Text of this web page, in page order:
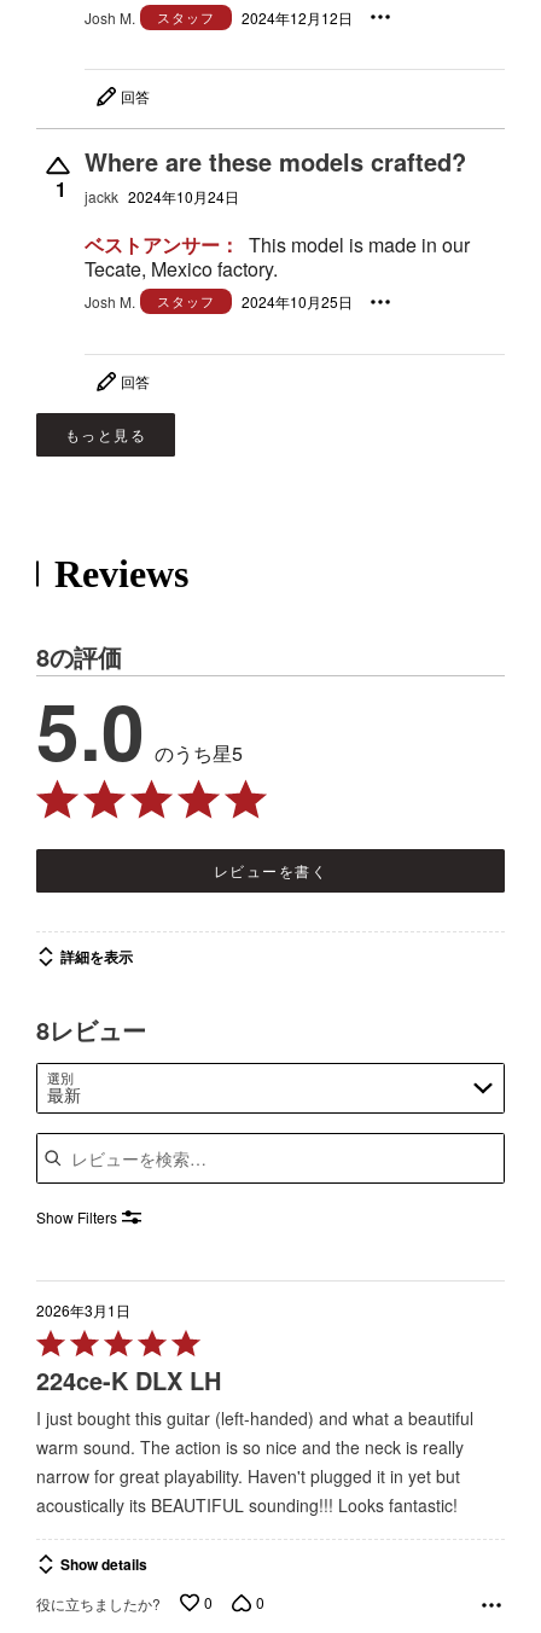
Josh M. スタッフ 2024年12月12日
回答
1
Where are these models crafted?
jackk 2024年10月24日
ベストアンサー：
This model is made in our
Tecate, Mexico factory.
Josh M. スタッフ 2024年10月25日
回答
もっと見る
Reviews
8の評価
5.0 のうち星5
レビューを書く
詳細を表示
8レビュー
選別
最新
Search reviews
Show Filters
2026年3月1日
Rated
5
out
of
5
224ce-K DLX LH
I just bought this guitar (left-handed) and what a beautiful
warm sound. The action is so nice and the neck is really
narrow for great playability. Haven't plugged it in yet but
acoustically its BEAUTIFUL sounding!!! Looks fantastic!
Show details
役に立ちましたか? 0 0